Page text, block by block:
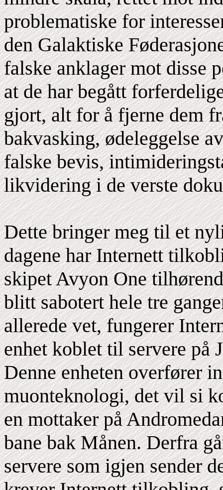
problematiske for
den Galaktiske
falske anklager mot disse
at de har begått
gjort, alt for å fjerne dem
bakvasking, ødeleggelse
falske bevis,
likvidering i de verste
Dette bringer meg til et
dagene har Internett
skipet Avyon One
blitt sabotert hele tre
allerede vet, fungerer
enhet koblet til servere på
Denne enheten overfører
muonteknologi, det vil si
en mottaker på
bane bak Månen. Derfra
servere som igjen sender